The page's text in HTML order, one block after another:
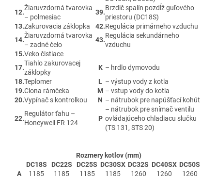
12.
Žiaruvzdorná tvarovka
– polmesiac
39.
Brzdič spalín pozdĺž guľového
priestoru (DC18S)
13.Zakurovacia záklopka 42.Regulácia primárneho vzduchu
14.
Žiaruvzdorná tvarovka
– zadné čelo
43.
Regulácia sekundárneho
vzduchu
15.Veko čistiace
17.
Tiahlo zakurovacej
záklopky
K – hrdlo dymovodu
18.Teplomer L – výstup vody z kotla
19.Clona rámčeka M – vstup vody do kotla
20.Vypínač s kontrolkou N – nátrubok pre napúšťací kohút
22.
Regulátor ťahu –
Honeywell FR 124
P
– nátrubok pre snímač ventilu
ovládajúceho chladiacu slučku
(TS 131, STS 20)
Rozmery kotlov (mm)
DC18S
DC22S DC25S DC30SX DC32S DC40SX DC50S
A
1185 1185 1185 1185 1260 1260
1260